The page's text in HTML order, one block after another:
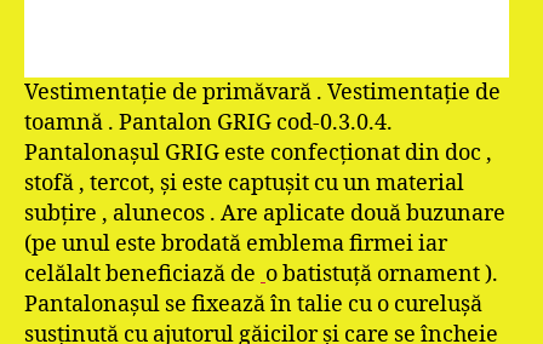
Vestimentaţie de primăvară . Vestimentaţie de
toamnă . Pantalon GRIG cod-0.3.0.4.
Pantalonaşul GRIG este confecţionat din doc ,
stofă , tercot, şi este captuşit cu un material
subţire , alunecos . Are aplicate două buzunare
(pe unul este brodată emblema firmei iar
celălalt beneficiază de o batistuţă ornament ).
Pantalonaşul se fixează în talie cu o cureluşă
susţinută cu ajutorul găicilor şi care se încheie